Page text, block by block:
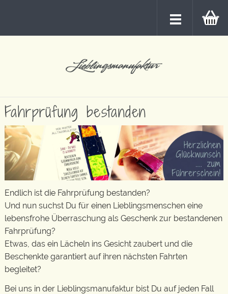
Fahrprüfung bestanden
Endlich ist die Fahrprüfung bestanden?
Und nun suchst Du für einen Lieblingsmenschen eine
lebensfrohe Überraschung als Geschenk zur bestandenen
Fahrprüfung?
Etwas, das ein Lächeln ins Gesicht zaubert und die
Beschenkte garantiert auf ihren nächsten Fahrten
begleitet?
Bei uns in der Lieblingsmanufaktur bist Du auf jeden Fall